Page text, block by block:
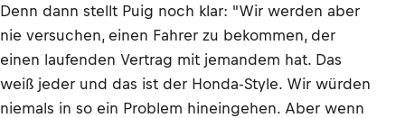
Denn dann stellt Puig noch klar: "Wir werden aber
nie versuchen, einen Fahrer zu bekommen, der
einen laufenden Vertrag mit jemandem hat. Das
weiß jeder und das ist der Honda-Style. Wir würden
niemals in so ein Problem hineingehen. Aber wenn